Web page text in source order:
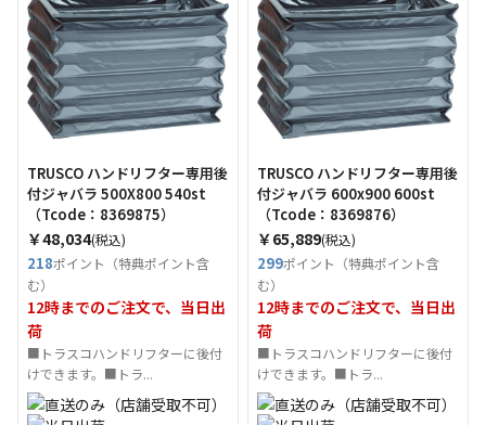
TRUSCO ハンドリフター専用後
付ジャバラ 500X800 540st
（Tcode：8369875）
￥48,034(税込)
218ポイント（特典ポイント含
む）
12時までのご注文で、当日出
荷
■トラスコハンドリフターに後付
けできます。■トラ...
TRUSCO ハンドリフター専用後
付ジャバラ 600x900 600st
（Tcode：8369876）
￥65,889(税込)
299ポイント（特典ポイント含
む）
12時までのご注文で、当日出
荷
■トラスコハンドリフターに後付
けできます。■トラ...